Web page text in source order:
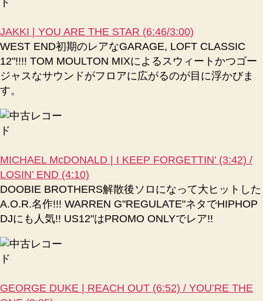
JAKKI | YOU ARE THE STAR (6:46/3:00)
WEST END初期のレアなGARAGE, LOFT CLASSIC
12"!!!! TOM MOULTON MIXによるスウィートかつゴー
ジャスなサウンドがフロアに広がるのが目に浮かびま
す。
MICHAEL McDONALD | I KEEP FORGETTIN’ (3:42) /
LOSIN’ END (4:10)
DOOBIE BROTHERS解散後ソロになって大ヒットした
A.O.R.名作!!! WARREN G"REGULATE"ネタでHIPHOP
DJにも人気!! US12"はPROMO ONLYでレア!!
GEORGE DUKE | REACH OUT (6:52) / YOU’RE THE